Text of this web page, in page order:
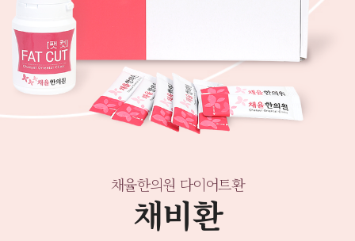
채율한의원 다이어트환
채비환